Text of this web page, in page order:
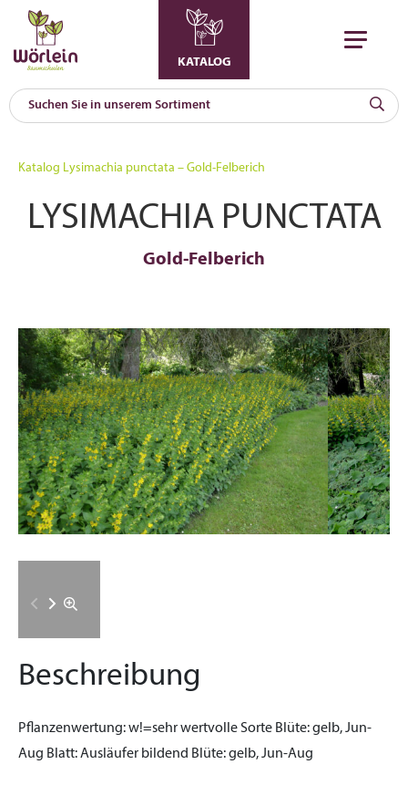
KATALOG
Katalog Lysimachia punctata – Gold-Felberich
LYSIMACHIA PUNCTATA
Gold-Felberich
Beschreibung
Pflanzenwertung:w!=sehr wertvolle Sorte Blüte:gelb, Jun-
Aug Blatt:Ausläufer bildend Blüte:gelb, Jun-Aug